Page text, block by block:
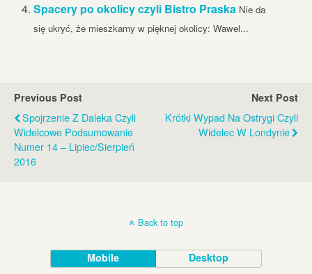
Spacery po okolicy czyli Bistro Praska Nie da
się ukryć, że mieszkamy w pięknej okolicy: Wawel...
Previous Post
Spojrzenie Z Daleka Czyli
Widelcowe Podsumowanie
Numer 14 – Lipiec/sierpień
2016
Next Post
Krótki Wypad Na Ostrygi Czyli
Widelec W Londynie
Back to top
Mobile Desktop